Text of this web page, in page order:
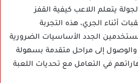
يتعلم اللاعب كيفية القفز
أثناء الجري، هذه التجربة
الجدد الأساسيات الضرورية
والوصول إلى مراحل متقدمة بسهولة
في التعامل مع تحديات اللعبة